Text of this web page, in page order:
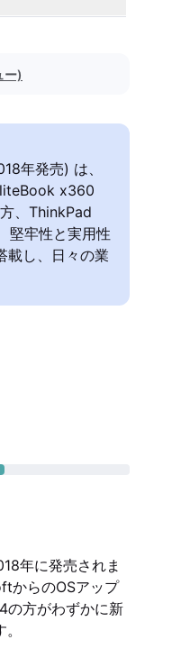
ー)
年発売) は、
x360
、ThinkPad
堅牢性と実用性
載し、日々の業
年に発売されま
からのOSアップ
の方がわずかに新